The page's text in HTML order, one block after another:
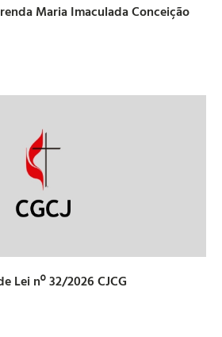
Maria Imaculada Conceição
Lei nº 32/2026 CJCG